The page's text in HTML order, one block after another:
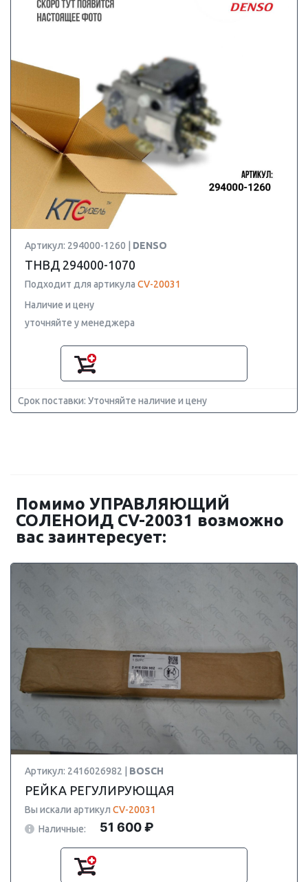
Артикул: 294000-1260 | DENSO
ТНВД 294000-1070
Подходит для артикула CV-20031
Наличие и цену
уточняйте у менеджера
Срок поставки: Уточняйте наличие и цену
Помимо УПРАВЛЯЮЩИЙ
СОЛЕНОИД CV-20031 возможно
вас заинтересует:
Артикул: 2416026982 | BOSCH
РЕЙКА РЕГУЛИРУЮЩАЯ
Вы искали артикул CV-20031
Наличные:
51 600 ₽